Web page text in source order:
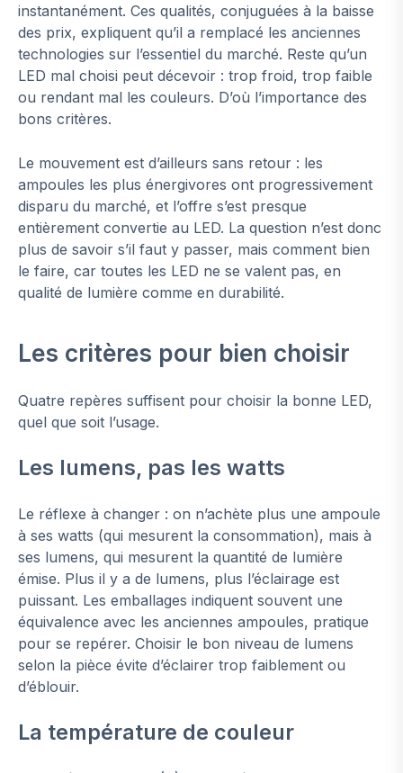
instantanément. Ces qualités, conjuguées à la baisse
des prix, expliquent qu’il a remplacé les anciennes
technologies sur l’essentiel du marché. Reste qu’un
LED mal choisi peut décevoir : trop froid, trop faible
ou rendant mal les couleurs. D’où l’importance des
bons critères.
Le mouvement est d’ailleurs sans retour : les
ampoules les plus énergivores ont progressivement
disparu du marché, et l’offre s’est presque
entièrement convertie au LED. La question n’est donc
plus de savoir s’il faut y passer, mais comment bien
le faire, car toutes les LED ne se valent pas, en
qualité de lumière comme en durabilité.
Les critères pour bien choisir
Quatre repères suffisent pour choisir la bonne LED,
quel que soit l’usage.
Les lumens, pas les watts
Le réflexe à changer : on n’achète plus une ampoule
à ses watts (qui mesurent la consommation), mais à
ses lumens, qui mesurent la quantité de lumière
émise. Plus il y a de lumens, plus l’éclairage est
puissant. Les emballages indiquent souvent une
équivalence avec les anciennes ampoules, pratique
pour se repérer. Choisir le bon niveau de lumens
selon la pièce évite d’éclairer trop faiblement ou
d’éblouir.
La température de couleur